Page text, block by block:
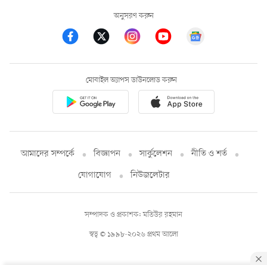
অনুসরণ করুন
মোবাইল অ্যাপস ডাউনলোড করুন
আমাদের সম্পর্কে বিজ্ঞাপন সার্কুলেশন
নীতি ও শর্ত
যোগাযোগ
নিউজলেটার
স্বত্ব © ১৯৯৮-২০২৬ প্রথম আলো
সম্পাদক ও প্রকাশক: মতিউর রহমান